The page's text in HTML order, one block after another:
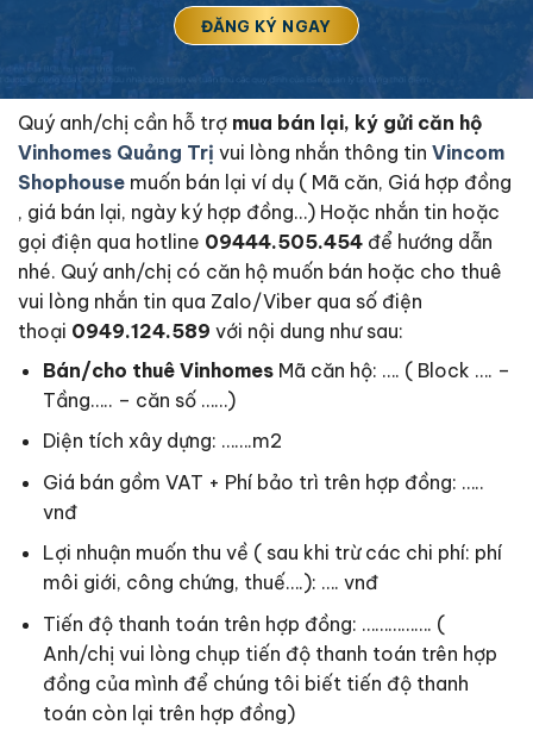
Quý anh/chị cần hỗ trợ mua bán lại, ký gửi căn hộ
Vinhomes Quảng Trị vui lòng nhắn thông tin Vincom
Shophouse muốn bán lại ví dụ ( Mã căn, Giá hợp đồng
, giá bán lại, ngày ký hợp đồng…) Hoặc nhắn tin hoặc
gọi điện qua hotline 09444.505.454 để hướng dẫn
nhé. Quý anh/chị có căn hộ muốn bán hoặc cho thuê
vui lòng nhắn tin qua Zalo/Viber qua số điện
thoại 0949.124.589 với nội dung như sau:
Bán/cho thuê VinhomesMã căn hộ: …. ( Block …. –
Tầng….. – căn số ……)
Diện tích xây dựng: …….m2
Giá bán gồm VAT + Phí bảo trì trên hợp đồng: …..
vnđ
Lợi nhuận muốn thu về ( sau khi trừ các chi phí: phí
môi giới, công chứng, thuế….): …. vnđ
Tiến độ thanh toán trên hợp đồng: ……………. (
Anh/chị vui lòng chụp tiến độ thanh toán trên hợp
đồng của mình để chúng tôi biết tiến độ thanh
toán còn lại trên hợp đồng)